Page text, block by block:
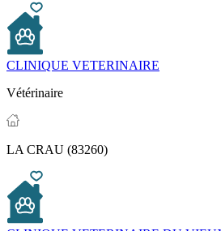
CLINIQUE VETERINAIRE
Vétérinaire
LA CRAU (83260)